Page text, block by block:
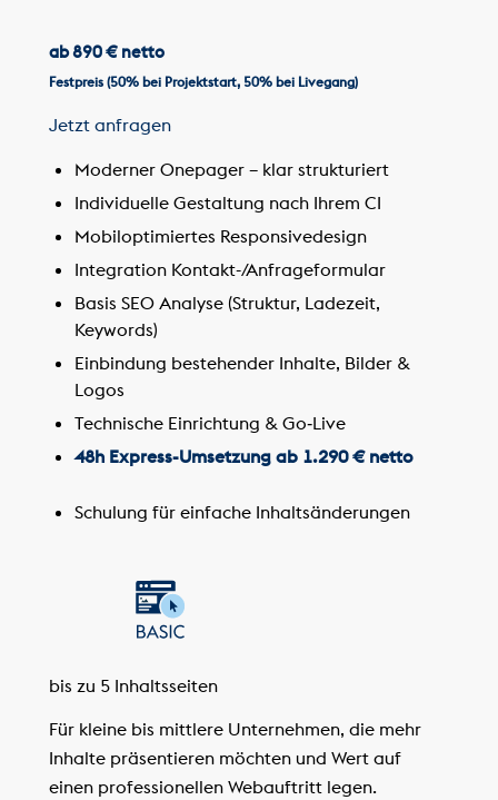
ab 890 € netto
Festpreis (50% bei Projektstart, 50% bei Livegang)
Jetzt anfragen
Moderner Onepager – klar strukturiert
Individuelle Gestaltung nach Ihrem CI
Mobiloptimiertes Responsivedesign
Integration Kontakt-/Anfrageformular
Basis SEO Analyse (Struktur, Ladezeit,
Keywords)
Einbindung bestehender Inhalte, Bilder &
Logos
Technische Einrichtung & Go‑Live
48h Express-Umsetzung ab 1.290 € netto
Schulung für einfache Inhaltsänderungen
bis zu 5 Inhaltsseiten
Für kleine bis mittlere Unternehmen, die mehr
Inhalte präsentieren möchten und Wert auf
einen professionellen Webauftritt legen.